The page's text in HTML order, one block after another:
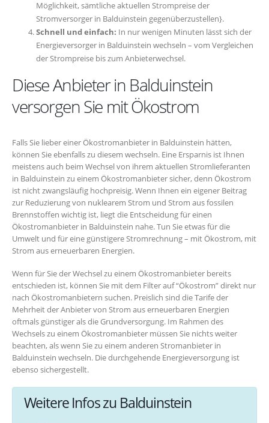
Möglichkeit, sämtliche aktuellen Strompreise der
Stromversorger in Balduinstein gegenüberzustellen}.
Schnell und einfach: In nur wenigen Minuten lässt sich der
Energieversorger in Balduinstein wechseln – vom Vergleichen
der Strompreise bis zum Anbieterwechsel.
Diese Anbieter in Balduinstein
versorgen Sie mit Ökostrom
Falls Sie lieber einer Ökostromanbieter in Balduinstein hätten,
können Sie ebenfalls zu diesem wechseln. Eine Ersparnis ist Ihnen
meistens auch beim Wechsel von ihrem aktuellen Stromlieferanten
in Balduinstein zu einem Ökostromanbieter sicher, denn Ökostrom
ist nicht zwangsläufig hochpreisig. Wenn Ihnen ein eigener Beitrag
zur Reduzierung von nuklearem Strom und Strom aus fossilen
Brennstoffen wichtig ist, liegt die Entscheidung für einen
Ökostromanbieter in Balduinstein nahe. Tun Sie etwas für die
Umwelt und für eine günstigere Stromrechnung – mit Ökostrom, mit
Strom aus erneuerbaren Energien.
Wenn für Sie der Wechsel zu einem Ökostromanbieter bereits
entschieden ist, können Sie mit dem Filter auf “Ökostrom” direkt nur
nach Ökostromanbietern suchen. Preislich sind die Tarife der
Mehrheit der Anbieter von Strom aus erneuerbaren Energien
oftmals günstiger als die Grundversorgung. Im Rahmen des
Wechsels zu einem Ökostromanbieter müssen Sie nichts weiter
beachten, als wenn Sie zu einem anderen Stromanbieter in
Balduinstein wechseln. Die durchgehende Energieversorgung ist
ebenso sichergestellt.
Weitere Infos zu Balduinstein